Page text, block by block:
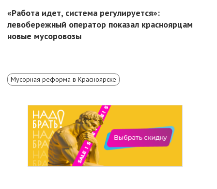
«Работа идет, система регулируется»:
левобережный оператор показал красноярцам
новые мусоровозы
Мусорная реформа в Красноярске